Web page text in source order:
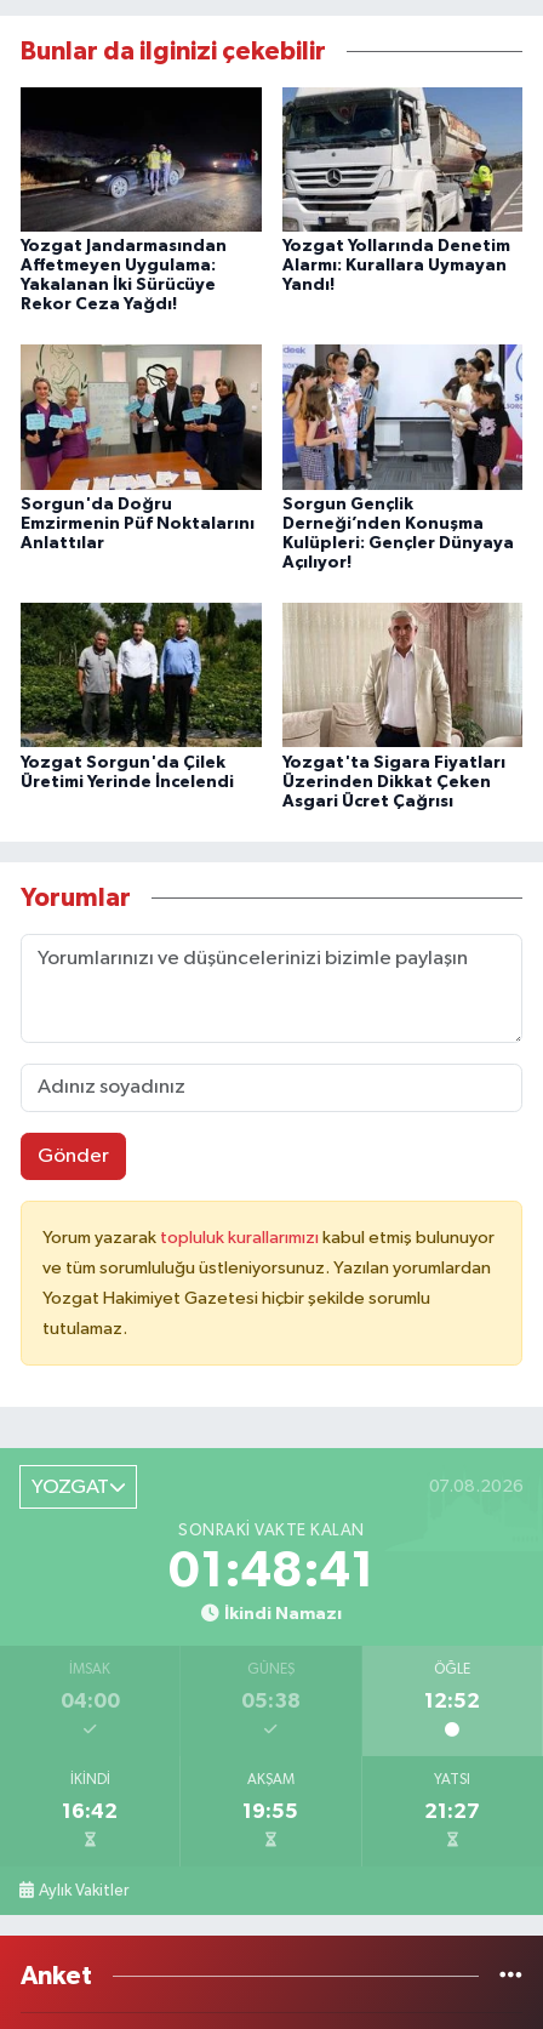
Bunlar da ilginizi çekebilir
Yozgat Jandarmasından
Affetmeyen Uygulama:
Yakalanan İki Sürücüye
Rekor Ceza Yağdı!
Yozgat Yollarında Denetim
Alarmı: Kurallara Uymayan
Yandı!
Sorgun'da Doğru
Emzirmenin Püf Noktalarını
Anlattılar
Sorgun Gençlik
Derneği’nden Konuşma
Kulüpleri: Gençler Dünyaya
Açılıyor!
Yozgat Sorgun'da Çilek
Üretimi Yerinde İncelendi
Yozgat'ta Sigara Fiyatları
Üzerinden Dikkat Çeken
Asgari Ücret Çağrısı
Yorumlar
Gönder
Yorum yazarak topluluk kurallarımızı kabul etmiş bulunuyor
ve tüm sorumluluğu üstleniyorsunuz. Yazılan yorumlardan
Yozgat Hakimiyet Gazetesi hiçbir şekilde sorumlu
tutulamaz.
YOZGAT 07.08.2026
SONRAKI VAKTE KALAN
01:48:41
İkindi Namazı
İMSAK
04:00
GÜNEŞ
05:38
ÖĞLE
12:52
İKINDI
16:42
AKŞAM
19:55
YATSI
21:27
Aylık Vakitler
Anket